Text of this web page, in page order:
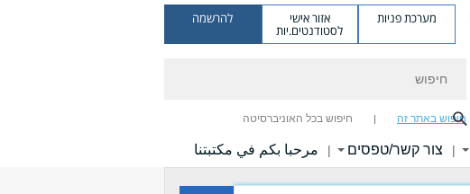
מערכת פניות אזור אישי
לסטודנטים.יות
להרשמה
חיפוש באתר זה חיפוש בכל האוניברסיטה
| צור קשר/טפסים | مرحبا بكم في مكتبتنا